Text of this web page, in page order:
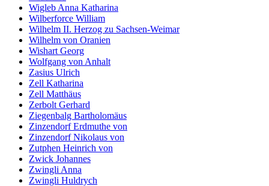
Wigleb Anna Katharina
Wilberforce William
Wilhelm II. Herzog zu Sachsen-Weimar
Wilhelm von Oranien
Wishart Georg
Wolfgang von Anhalt
Zasius Ulrich
Zell Katharina
Zell Matthäus
Zerbolt Gerhard
Ziegenbalg Bartholomäus
Zinzendorf Erdmuthe von
Zinzendorf Nikolaus von
Zutphen Heinrich von
Zwick Johannes
Zwingli Anna
Zwingli Huldrych